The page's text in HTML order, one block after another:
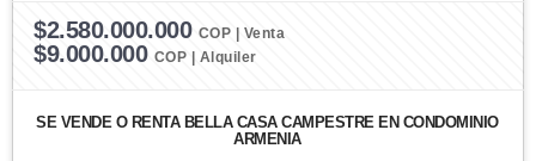
$2.580.000.000 COP | Venta
$9.000.000 COP | Alquiler
SE VENDE O RENTA BELLA CASA CAMPESTRE EN CONDOMINIO
ARMENIA